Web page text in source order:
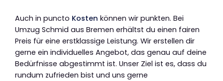
Auch in puncto Kosten können wir punkten. Bei
Umzug Schmid aus Bremen erhältst du einen fairen
Preis für eine erstklassige Leistung. Wir erstellen dir
gerne ein individuelles Angebot, das genau auf deine
Bedürfnisse abgestimmt ist. Unser Ziel ist es, dass du
rundum zufrieden bist und uns gerne